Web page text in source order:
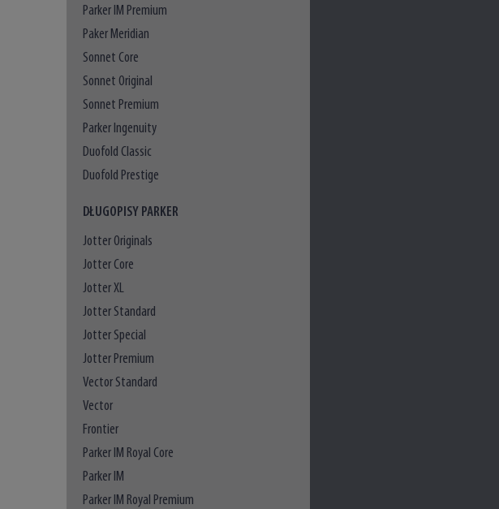
Parker IM Premium
Paker Meridian
Sonnet Core
Sonnet Original
Sonnet Premium
Parker Ingenuity
Duofold Classic
Duofold Prestige
DŁUGOPISY PARKER
Jotter Originals
Jotter Core
Jotter XL
Jotter Standard
Jotter Special
Jotter Premium
Vector Standard
Vector
Frontier
Parker IM Royal Core
Parker IM
Parker IM Royal Premium